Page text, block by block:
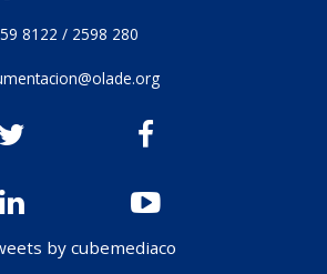
8122 / 2598 280
by cubemediaco